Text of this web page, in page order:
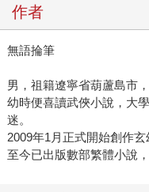
作者
無語掄筆
男，祖籍遼寧省葫蘆島市
幼時便喜讀武俠小說，大
迷。
2009年1月正式開始創作玄
至今已出版數部繁體小說